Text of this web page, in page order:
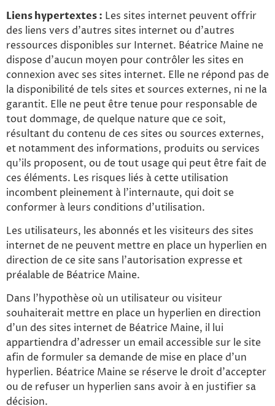
Liens hypertextes : Les sites internet peuvent offrir
des liens vers d’autres sites internet ou d’autres
ressources disponibles sur Internet. Béatrice Maine ne
dispose d’aucun moyen pour contrôler les sites en
connexion avec ses sites internet. Elle ne répond pas de
la disponibilité de tels sites et sources externes, ni ne la
garantit. Elle ne peut être tenue pour responsable de
tout dommage, de quelque nature que ce soit,
résultant du contenu de ces sites ou sources externes,
et notamment des informations, produits ou services
qu’ils proposent, ou de tout usage qui peut être fait de
ces éléments. Les risques liés à cette utilisation
incombent pleinement à l’internaute, qui doit se
conformer à leurs conditions d’utilisation.
Les utilisateurs, les abonnés et les visiteurs des sites
internet de ne peuvent mettre en place un hyperlien en
direction de ce site sans l’autorisation expresse et
préalable de Béatrice Maine.
Dans l’hypothèse où un utilisateur ou visiteur
souhaiterait mettre en place un hyperlien en direction
d’un des sites internet de Béatrice Maine, il lui
appartiendra d’adresser un email accessible sur le site
afin de formuler sa demande de mise en place d’un
hyperlien. Béatrice Maine se réserve le droit d’accepter
ou de refuser un hyperlien sans avoir à en justifier sa
décision.